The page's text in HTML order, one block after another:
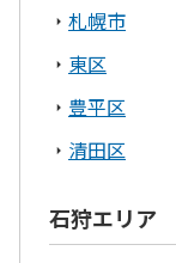
札幌市
東区
豊平区
清田区
石狩エリア